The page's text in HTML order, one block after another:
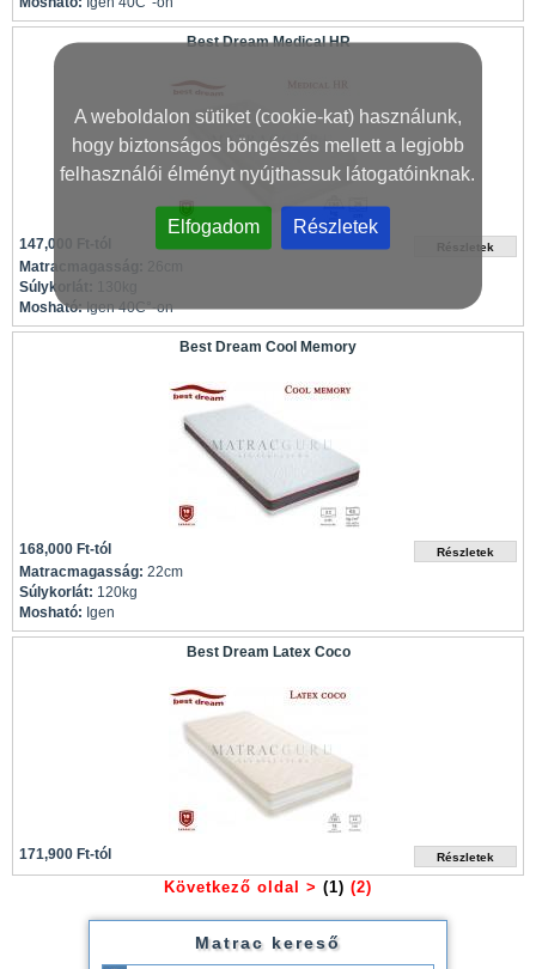
A weboldalon sütiket (cookie-kat) használunk,
hogy biztonságos böngészés mellett a legjobb
felhasználói élményt nyújthassuk látogatóinknak.
Elfogadom Részletek
Best Dream Medical HR
147,000 Ft-tól
Matracmagasság:
Súlykorlát:
Mosható: Igen 40C°-on
Best Dream Cool Memory
168,000 Ft-tól
Matracmagasság: 22cm
Súlykorlát: 120kg
Mosható: Igen
Best Dream Latex Coco
171,900 Ft-tól
Következő oldal > (1) (2)
Matrac kereső